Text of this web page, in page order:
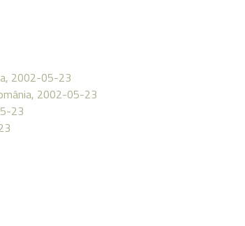
2002-05-23
2002-05-23
23